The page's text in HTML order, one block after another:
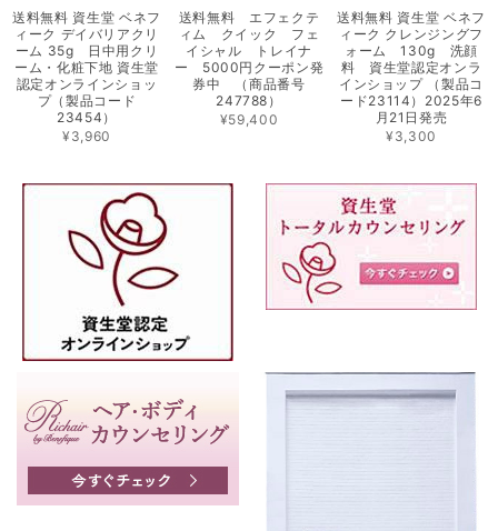
送料無料 資生堂 ベネフ
ィーク デイバリアクリ
ーム 35g 日中用クリ
ーム・化粧下地 資生堂
認定オンラインショッ
プ（製品コード
23454）
¥3,960
送料無料 エフェクテ
ィム クイック フェ
イシャル トレイナ
ー 5000円クーポン発
券中 （商品番号
247788）
¥59,400
送料無料 資生堂 ベネフ
ィーク クレンジングフ
ォーム 130g 洗顔
料 資生堂認定オンラ
インショップ （製品コ
ード23114）2025年6
月21日発売
¥3,300